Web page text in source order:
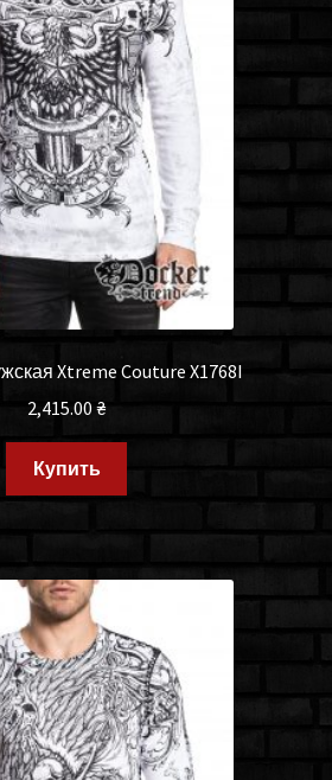
Xtreme Couture X1768I
2,415.00₴
Купить